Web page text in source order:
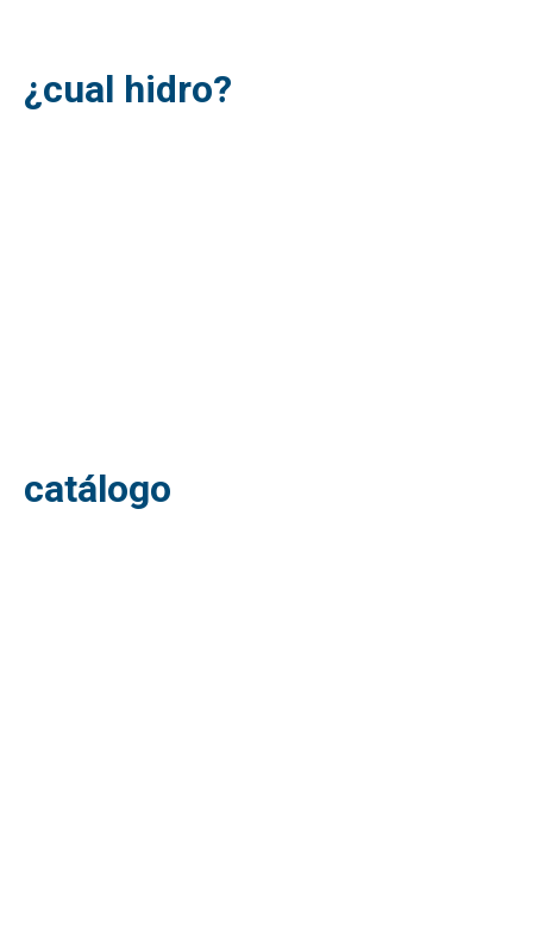
¿cual hidro?
catálogo